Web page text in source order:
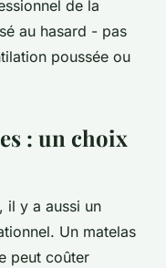
de la
au hasard - pas
poussée ou
: un choix
il y a aussi un
Un matelas
peut coûter